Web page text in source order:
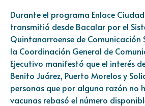
Durante el programa Enlace
transmitió desde Bacalar por el
Quintanarroense de Comunicación
la Coordinación General de
Ejecutivo manifestó que el interés
Benito Juárez, Puerto Morelos y
personas que por alguna razón no
vacunas rebasó el número